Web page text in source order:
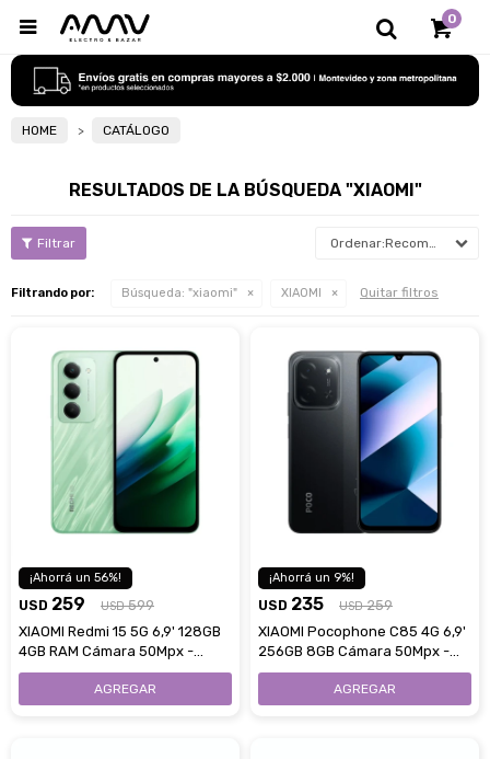
0

HOME CATÁLOGO
RESULTADOS DE LA BÚSQUEDA "XIAOMI"
Recomendados
Filtrando por: Búsqueda: "xiaomi" XIAOMI Quitar filtros
56
USD 259 USD 599
XIAOMI Redmi 15 5G 6,9' 128GB
4GB RAM Cámara 50Mpx -
Ripple Green
9
USD 235 USD 259
XIAOMI Pocophone C85 4G 6,9'
256GB 8GB Cámara 50Mpx -
Black